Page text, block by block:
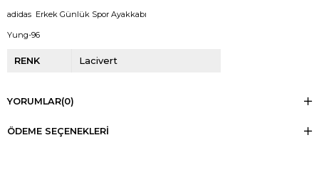
adidas Erkek Günlük Spor Ayakkabı
Yung-96
RENK Lacivert
YORUMLAR(0)
ÖDEME SEÇENEKLERI